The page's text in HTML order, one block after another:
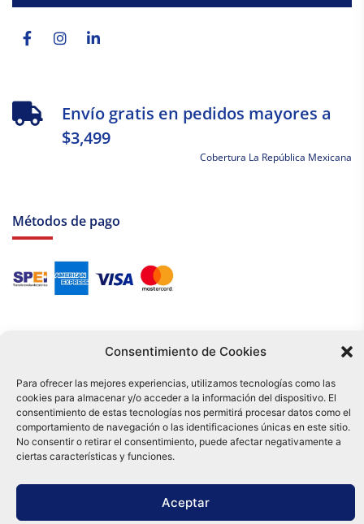
Consentimiento de Cookies
Para ofrecer las mejores experiencias, utilizamos tecnologías como las
cookies para almacenar y/o acceder a la información del dispositivo. El
consentimiento de estas tecnologías nos permitirá procesar datos como el
comportamiento de navegación o las identificaciones únicas en este sitio.
No consentir o retirar el consentimiento, puede afectar negativamente a
ciertas características y funciones.
Aceptar
f
Envío gratis en pedidos mayores a
$3,499
Cobertura La República Mexicana
Métodos de pago
Tu compra es respaldada por nuestro certificado SSL y operada bajo las
mejores prácticas de seguridad.
Distribuidora Tamex - México
e-commerce